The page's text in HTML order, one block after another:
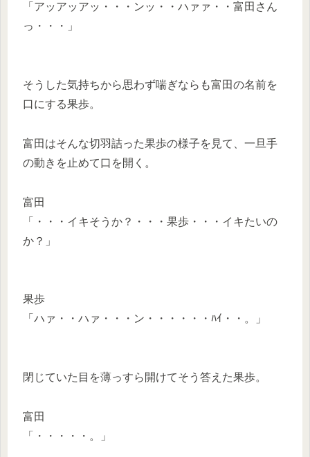
「アッアッアッ・・・ンッ・・ハァァ・・富田さん
っ・・・」
そうした気持ちから思わず喘ぎならも富田の名前を
口にする果歩。
富田はそんな切羽詰った果歩の様子を見て、一旦手
の動きを止めて口を開く。
富田
「・・・イキそうか？・・・果歩・・・イキたいの
か？」
果歩
「ハァ・・ハァ・・・ン・・・・・・ﾊｲ・・。」
閉じていた目を薄っすら開けてそう答えた果歩。
富田
「・・・・・。」